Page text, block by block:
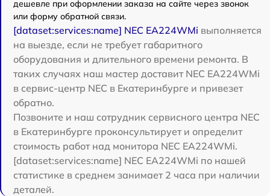
дешевле при оформлении заказа на сайте через звонок
или форму обратной связи.
[dataset:services:name] NEC EA224WMi выполняется
на выезде, если не требует габаритного
оборудования и длительного времени ремонта. В
таких случаях наш мастер доставит NEC EA224WMi
в сервис-центр NEC в Екатеринбурге и привезет
обратно.
Позвоните и наш сотрудник сервисного центра NEC
в Екатеринбурге проконсультирует и определит
стоимость работ над монитора NEC EA224WMi.
[dataset:services:name] NEC EA224WMi по нашей
статистике в среднем занимает 2 часа при наличии
деталей.